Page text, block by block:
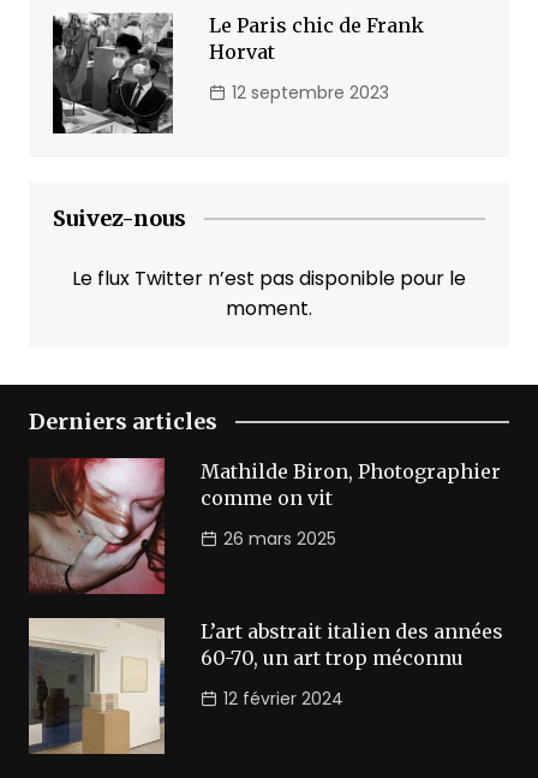
Le Paris chic de Frank
Horvat
12 septembre 2023
Suivez-nous
Le flux Twitter n’est pas disponible pour le
moment.
Derniers articles
Mathilde Biron, Photographier
comme on vit
26 mars 2025
L’art abstrait italien des années
60-70, un art trop méconnu
12 février 2024